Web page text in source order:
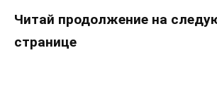
Читай продолжение на
странице